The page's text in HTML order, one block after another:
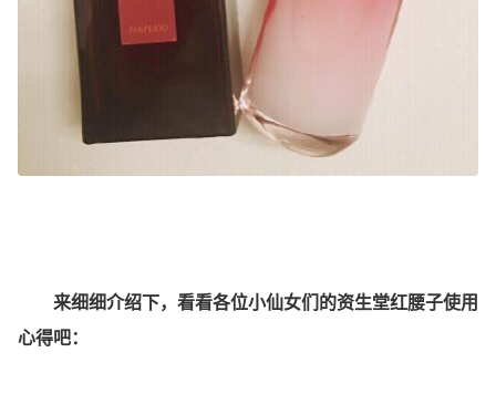
来细细介绍下，看看各位小仙女们的资生堂红腰子使用
心得吧：